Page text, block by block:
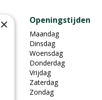
Openingstijden
Maandag
Dinsdag
Woensdag
Donderdag
Vrijdag
Zaterdag
Zondag
×